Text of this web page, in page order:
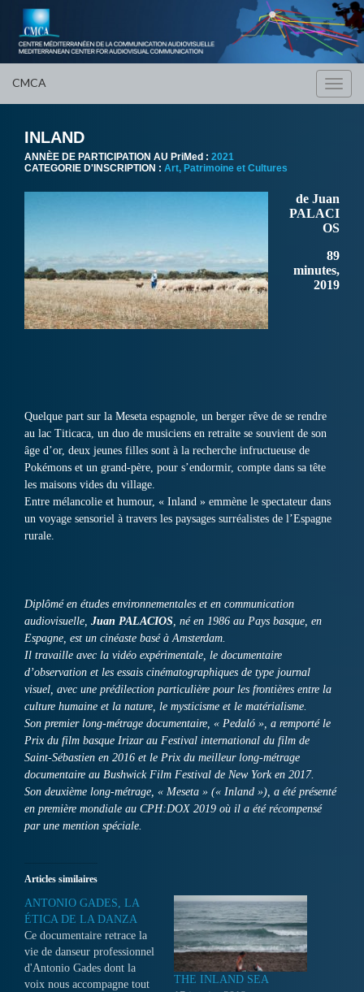
CMCA
INLAND
ANNÈE DE PARTICIPATION AU PriMed : 2021
CATEGORIE D'INSCRIPTION : Art, Patrimoine et Cultures
de Juan
PALACI
OS
89
minutes,
2019
Quelque part sur la Meseta espagnole, un berger rêve de se rendre
au lac Titicaca, un duo de musiciens en retraite se souvient de son
âge d’or, deux jeunes filles sont à la recherche infructueuse de
Pokémons et un grand-père, pour s’endormir, compte dans sa tête
les maisons vides du village.
Entre mélancolie et humour, « Inland » emmène le spectateur dans
un voyage sensoriel à travers les paysages surréalistes de l’Espagne
rurale.
Diplômé en études environnementales et en communication
audiovisuelle, Juan PALACIOS, né en 1986 au Pays basque, en
Espagne, est un cinéaste basé à Amsterdam.
Il travaille avec la vidéo expérimentale, le documentaire
d’observation et les essais cinématographiques de type journal
visuel, avec une prédilection particulière pour les frontières entre la
culture humaine et la nature, le mysticisme et le matérialisme.
Son premier long-métrage documentaire, « Pedaló », a remporté le
Prix du film basque Irizar au Festival international du film de
Saint-Sébastien en 2016 et le Prix du meilleur long-métrage
documentaire au Bushwick Film Festival de New York en 2017.
Son deuxième long-métrage, « Meseta » (« Inland »), a été présenté
en première mondiale au CPH:DOX 2019 où il a été récompensé
par une mention spéciale.
Articles similaires
ANTONIO GADES, LA
ÉTICA DE LA DANZA
Ce documentaire retrace la
vie de danseur professionnel
d'Antonio Gades dont la
voix nous accompagne tout
THE INLAND SEA